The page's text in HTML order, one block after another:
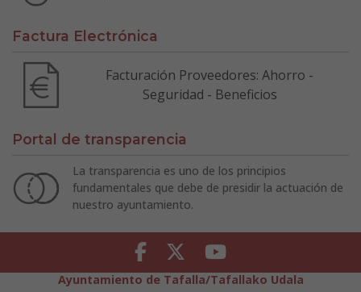
Factura Electrónica
Facturación Proveedores: Ahorro -
Seguridad - Beneficios
Portal de transparencia
La transparencia es uno de los principios
fundamentales que debe de presidir la actuación de
nuestro ayuntamiento.
Facebook Twitter Youtube
Ayuntamiento de Tafalla/Tafallako Udala